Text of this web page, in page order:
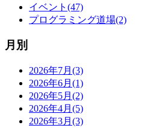
イベント(47)
プログラミング道場(2)
月別
2026年7月(3)
2026年6月(1)
2026年5月(2)
2026年4月(5)
2026年3月(3)